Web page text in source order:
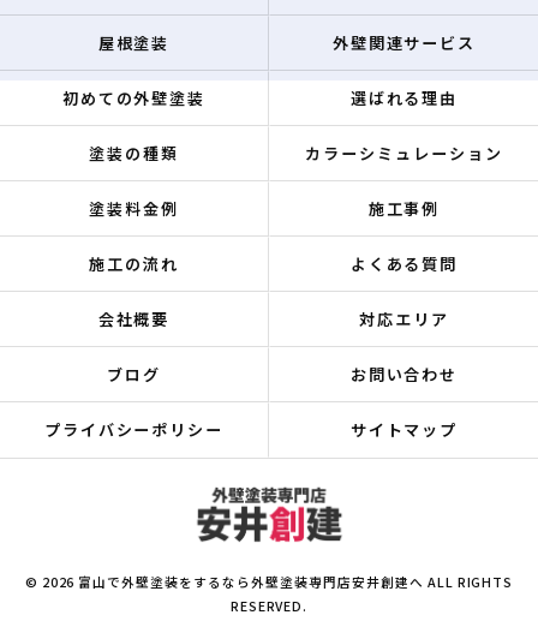
屋根塗装 外壁関連サービス
初めての外壁塗装 選ばれる理由
塗装の種類 カラーシミュレーション
塗装料金例 施工事例
施工の流れ よくある質問
会社概要 対応エリア
ブログ お問い合わせ
プライバシーポリシー サイトマップ
© 2026 富山で外壁塗装をするなら外壁塗装専門店安井創建へ ALL RIGHTS
RESERVED.